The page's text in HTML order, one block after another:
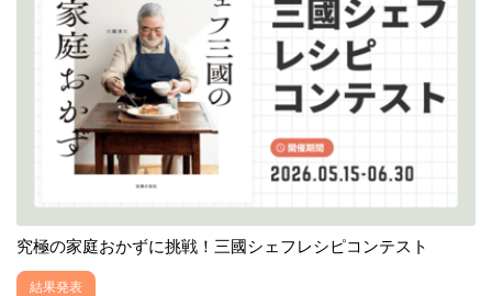
究極の家庭おかずに挑戦！三國シェフレシピコンテスト
結果発表